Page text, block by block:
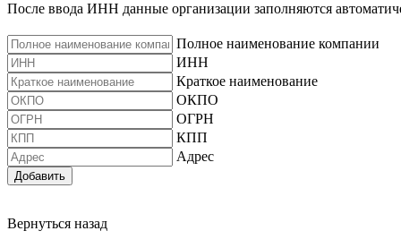
После ввода ИНН данные организации заполняются
Полное наименование компании
ИНН
Краткое наименование
ОКПО
ОГРН
КПП
Адрес
Добавить
Вернуться назад